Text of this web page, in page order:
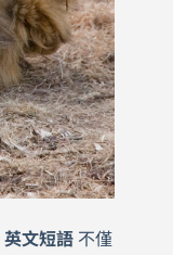
英文短語 不僅